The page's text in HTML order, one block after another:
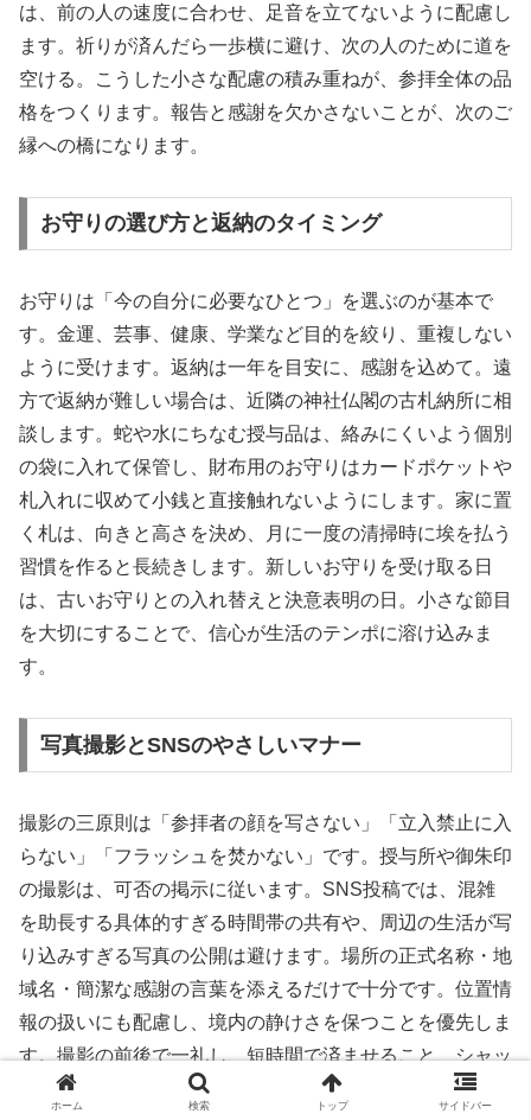
は、前の人の速度に合わせ、足音を立てないように配慮し
ます。祈りが済んだら一歩横に避け、次の人のために道を
空ける。こうした小さな配慮の積み重ねが、参拝全体の品
格をつくります。報告と感謝を欠かさないことが、次のご
縁への橋になります。
お守りの選び方と返納のタイミング
お守りは「今の自分に必要なひとつ」を選ぶのが基本で
す。金運、芸事、健康、学業など目的を絞り、重複しない
ように受けます。返納は一年を目安に、感謝を込めて。遠
方で返納が難しい場合は、近隣の神社仏閣の古札納所に相
談します。蛇や水にちなむ授与品は、絡みにくいよう個別
の袋に入れて保管し、財布用のお守りはカードポケットや
札入れに収めて小銭と直接触れないようにします。家に置
く札は、向きと高さを決め、月に一度の清掃時に埃を払う
習慣を作ると長続きします。新しいお守りを受け取る日
は、古いお守りとの入れ替えと決意表明の日。小さな節目
を大切にすることで、信心が生活のテンポに溶け込みま
す。
写真撮影とSNSのやさしいマナー
撮影の三原則は「参拝者の顔を写さない」「立入禁止に入
らない」「フラッシュを焚かない」です。授与所や御朱印
の撮影は、可否の掲示に従います。SNS投稿では、混雑
を助長する具体的すぎる時間帯の共有や、周辺の生活が写
り込みすぎる写真の公開は避けます。場所の正式名称・地
域名・簡潔な感謝の言葉を添えるだけで十分です。位置情
報の扱いにも配慮し、境内の静けさを保つことを優先しま
す。撮影の前後で一礼し、短時間で済ませること、シャッ
ター音を切ること、三脚や自撮り棒の使用可否を確認する
ホーム 検索 トップ サイドバー